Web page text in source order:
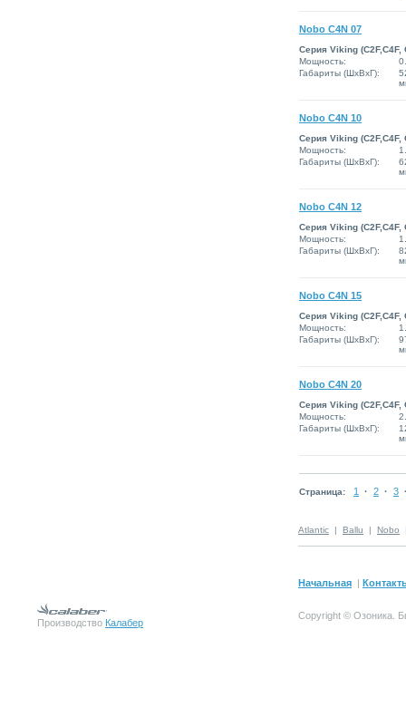
Nobo C4N 07
Серия Viking (C2F,C4F,
Мощность:
Габариты (ШxВxГ):
Nobo C4N 10
Серия Viking (C2F,C4F,
Мощность:
Габариты (ШxВxГ):
Nobo C4N 12
Серия Viking (C2F,C4F,
Мощность:
Габариты (ШxВxГ):
Nobo C4N 15
Серия Viking (C2F,C4F,
Мощность:
Габариты (ШxВxГ):
Nobo C4N 20
Серия Viking (C2F,C4F,
Мощность:
Габариты (ШxВxГ):
Страница: 1 · 2 · 3
Atlantic | Ballu | Nobo
Начальная |
Производство Калабер
Copyright © Озоника.